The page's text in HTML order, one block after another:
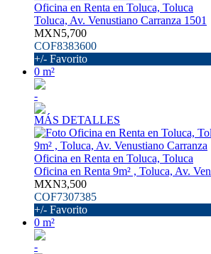
Oficina en Renta en Toluca, Toluca
Toluca, Av. Venustiano Carranza 1501
MXN5,700
COF8383600
+/- Favorito
0 m²
-
MÁS DETALLES
Oficina en Renta en Toluca, Toluca
Oficina en Renta 9m² , Toluca, Av.
MXN3,500
COF7307385
+/- Favorito
0 m²
-